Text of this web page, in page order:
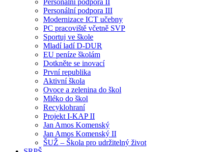
Personální podpora II
Personální podpora III
Modernizace ICT učebny
PC pracoviště včetně SVP
Sportuj ve škole
Mladí ladí D-DUR
EU peníze školám
Dotkněte se inovací
První republika
Aktivní škola
Ovoce a zelenina do škol
Mléko do škol
Recyklohraní
Projekt I-KAP II
Jan Amos Komenský
Jan Amos Komenský II
ŠUŽ – Škola pro udržitelný život